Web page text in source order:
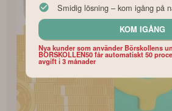
Smidig lösning – kom igång på
KOM IGÅNG
Nya kunder som använder Börskollens
BORSKOLLEN50 får automatiskt 50
avgift i 3 månader